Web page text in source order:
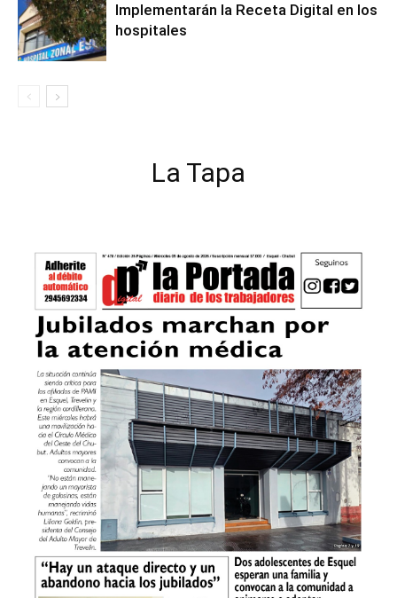
Implementarán la Receta Digital en los
hospitales
La Tapa